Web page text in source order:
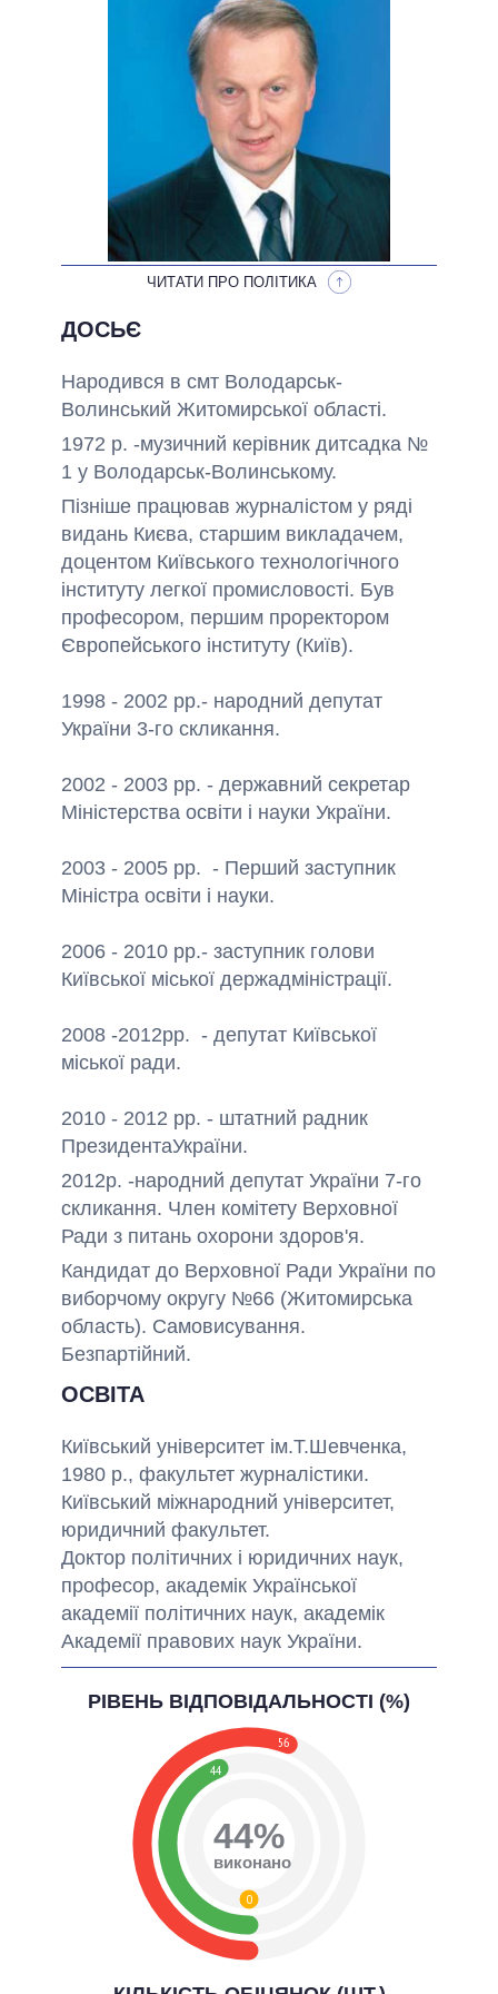
НЕВИКОНАНІ ОБІЦЯНКИ
ОБІЦЯНКИ У ПРОЦЕСІ
ВСІ ОБІЦЯНКИ
АРХІВНІ ОБІЦЯНКИ
ЧИТАТИ ПРО ПОЛІТИКА
ДОСЬЄ
Народився в смт Володарськ-
Волинський Житомирської області.
1972 р. -музичний керівник дитсадка №
1 у Володарськ-Волинському.
Пізніше працював журналістом у ряді
видань Києва, старшим викладачем,
доцентом Київського технологічного
інституту легкої промисловості. Був
професором, першим проректором
Європейського інституту (Київ).
1998 - 2002 рр.- народний депутат
України 3-го скликання.
2002 - 2003 рр. - державний секретар
Міністерства освіти і науки України.
2003 - 2005 рр. - Перший заступник
Міністра освіти і науки.
2006 - 2010 рр.- заступник голови
Київської міської держадміністрації.
2008 -2012рр. - депутат Київської
міської ради.
2010 - 2012 рр. - штатний радник
ПрезидентаУкраїни.
2012р. -народний депутат України 7-го
скликання. Член комітету Верховної
Ради з питань охорони здоров'я.
Кандидат до Верховної Ради України по
виборчому округу №66 (Житомирська
область). Самовисування.
Безпартійний.
ОСВІТА
Київський університет ім.Т.Шевченка,
1980 р., факультет журналістики.
Київський міжнародний університет,
юридичний факультет.
Доктор політичних і юридичних наук,
професор, академік Української
академії політичних наук, академік
Академії правових наук України.
РІВЕНЬ ВІДПОВІДАЛЬНОСТІ (%)
56
44
0
44%
виконано